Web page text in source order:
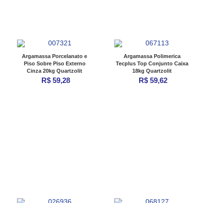
Argamassa Porcelanato e
Piso Sobre Piso Externo
Cinza 20kg Quartzolit
R$ 59,28
Argamassa Polimerica
Tecplus Top Conjunto Caixa
18kg Quartzolit
R$ 59,62